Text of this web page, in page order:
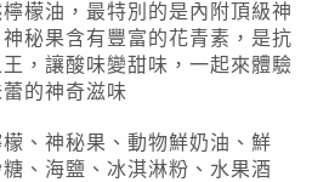
檬油，最特別的是內附頂級神
秘果含有豐富的花青素，是抗
，讓酸味變甜味，一起來體驗
的神奇滋味
、神秘果、動物鮮奶油、鮮
、海鹽、冰淇淋粉、水果酒